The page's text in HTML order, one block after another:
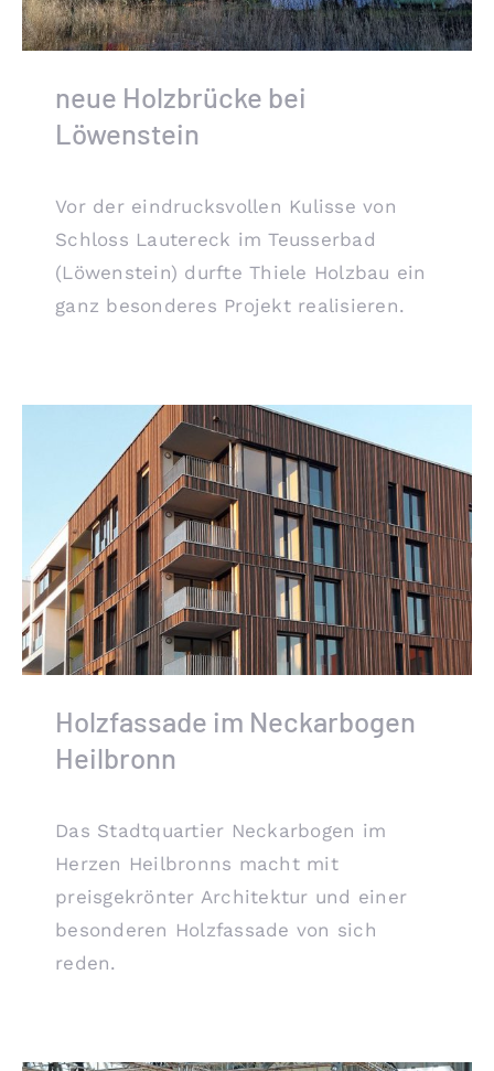
neue Holzbrücke bei
Löwenstein
Vor der eindrucksvollen Kulisse von
Schloss Lautereck im Teusserbad
(Löwenstein) durfte Thiele Holzbau ein
ganz besonderes Projekt realisieren.
Holzfassade im Neckarbogen
Heilbronn
Das Stadtquartier Neckarbogen im
Herzen Heilbronns macht mit
preisgekrönter Architektur und einer
besonderen Holzfassade von sich
reden.